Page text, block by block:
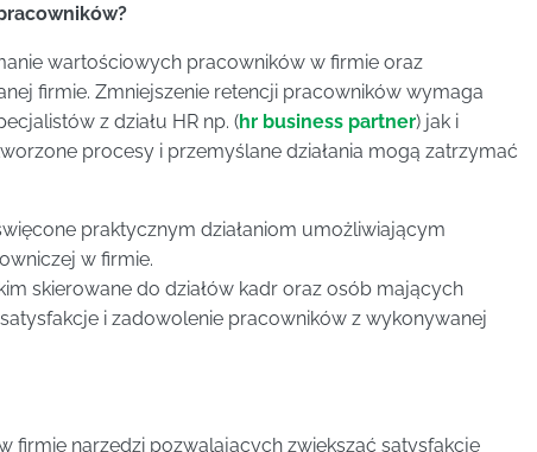
wartościowych pracowników w firmie oraz
firmie. Zmniejszenie retencji pracowników wymaga
z działu HR np. (hr business partner) jak i
procesy i przemyślane działania mogą zatrzymać
praktycznym działaniom umożliwiającym
w firmie.
skierowane do działów kadr oraz osób mających
i zadowolenie pracowników z wykonywanej
firmie narzędzi pozwalających zwiększać satysfakcję